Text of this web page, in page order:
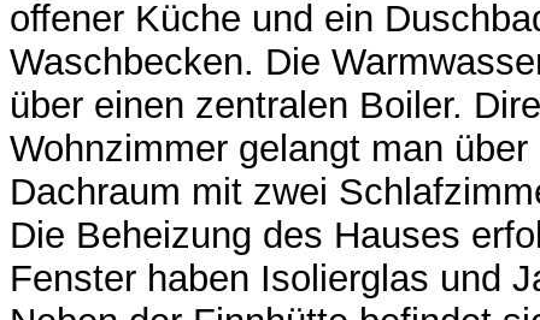
offener Küche und ein
Waschbecken. Die
über einen zentralen Boiler.
Wohnzimmer gelangt man
Dachraum mit zwei
Die Beheizung des Hauses
Fenster haben Isolierglas und